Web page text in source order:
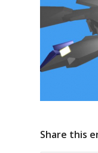
Share this